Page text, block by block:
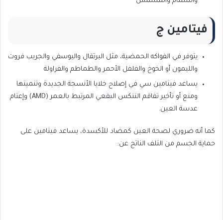
فيتامين ج
يتوفر في الفواكه الحمضية، مثل البرتقال واليوسفي والجريب فروت
والليمون أو الخوخ والفلفل الأحمر والطماطم والفراولة
يساعد فيتامين سي في إصلاح خلايا الأنسجة الجديدة وتنميتها
ومنع أو تأخير تفاقم التنكس البقعي المرتبط بالعمر (AMD) وإعتام
عدسة العين.
كما أنه ضروري لصحة العين كمضاد للأكسدة، يساعد فيتامين على
حماية الجسم من التلف الناتج عن: